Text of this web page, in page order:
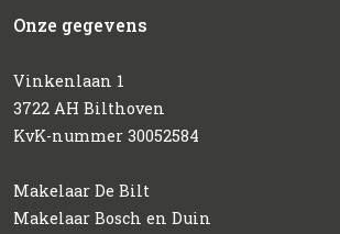
Onze gegevens
Vinkenlaan 1
3722 AH Bilthoven
KvK-nummer 30052584
Makelaar De Bilt
Makelaar Bosch en Duin